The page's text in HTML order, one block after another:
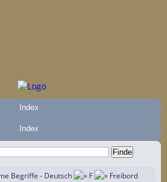
Index
Index
Begriffe - Deutsch F
Freibord